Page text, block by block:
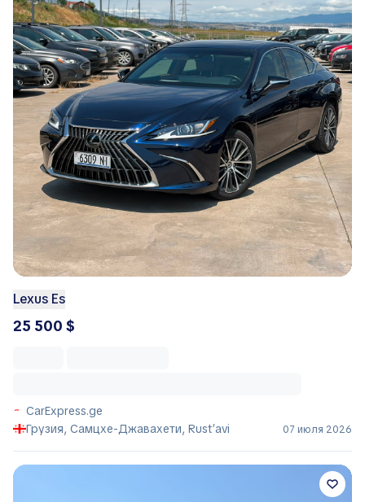
Lexus Es
25 500 $
CarExpress.ge
Грузия, Самцхе-Джавахети, Rust’avi
07 июля 2026